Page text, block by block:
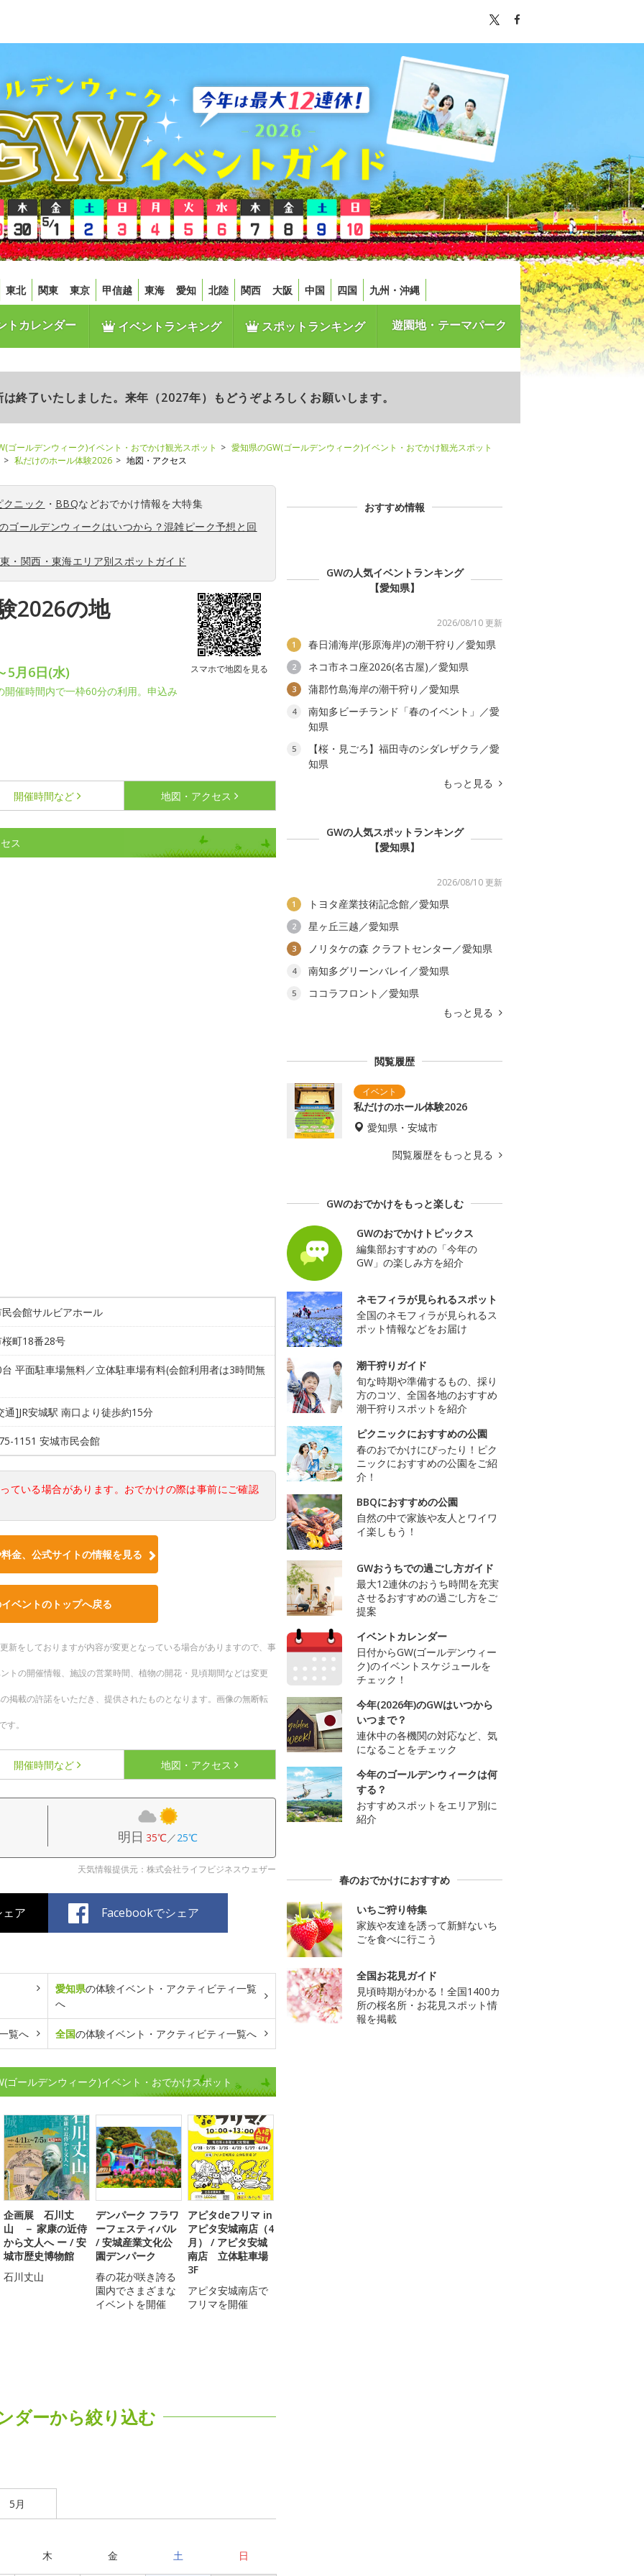
東北 関東 東京 甲信越 東海 愛知 北陸 関西 大阪 中国 四国 九州・沖縄
トカレンダー イベントランキング スポットランキング 遊園地・テーマパーク
終了いたしました。来年（2027年）もどうぞよろしくお願いします。
ゴールデンウィーク)イベント・おでかけ観光スポット
愛知県のGW(ゴールデンウィーク)イベント・おでかけ観光スポット
私だけのホール体験2026 地図・アクセス
クニック ・ BBQなどおでかけ情報を大特集
ゴールデンウィークはいつから？混雑ピーク予想と回
・関西・東海エリア別スポットガイド
2026の地
スマホで地図を見る
5月6日(水)
催時間内で一枠60分の利用。申込み
開催時間など 地図・アクセス
ス
会館サルビアホール
町18番28号
平面駐車場無料／立体駐車場有料(会館利用者は3時間無
通]JR安城駅 南口より徒歩約15分
1151 安城市民会館
ている場合があります。おでかけの際は事前にご確認
金、公式サイトの情報を見る
ベントのトップへ戻る
新をしておりますが内容が変更となっている場合がありますので、事
トの開催情報、施設の営業時間、植物の開花・見頃期間などは変更
掲載の許諾をいただき、提供されたものとなります。画像の無断転
。
開催時間など 地図・アクセス
明日 35℃／25℃
天気情報提供元：株式会社ライフビジネスウェザー
ア Facebookでシェア
愛知県の体験イベント・アクティビティ一覧
へ
覧へ 全国の体験イベント・アクティビティ一覧へ
ゴールデンウィーク)イベント・おでかけスポット
企画展 石川丈
山 － 家康の近侍
から文人へ ー / 安
城市歴史博物館
石川丈山
デンパーク フラワ
ーフェスティバル
/ 安城産業文化公
園デンパーク
春の花が咲き誇る
園内でさまざまな
イベントを開催
アピタdeフリマ in
アピタ安城南店（4
月） / アピタ安城
南店 立体駐車場
3F
アピタ安城南店で
フリマを開催
ダーから絞り込む
5月
木 金 土 日
おすすめ情報
GWの人気イベントランキング
【愛知県】
2026/08/10 更新
1 春日浦海岸(形原海岸)の潮干狩り／愛知県
2 ネコ市ネコ座2026(名古屋)／愛知県
3 蒲郡竹島海岸の潮干狩り／愛知県
4
南知多ビーチランド「春のイベント」／愛
知県
5
【桜・見ごろ】福田寺のシダレザクラ／愛
知県
もっと見る
GWの人気スポットランキング
【愛知県】
2026/08/10 更新
1 トヨタ産業技術記念館／愛知県
2 星ヶ丘三越／愛知県
3 ノリタケの森 クラフトセンター／愛知県
4 南知多グリーンバレイ／愛知県
5
ココラフロント／愛知県
もっと見る
閲覧履歴
私だけのホール体験2026
愛知県・安城市
閲覧履歴をもっと見る
GWのおでかけをもっと楽しむ
GWのおでかけトピックス
編集部おすすめの「今年の
GW」の楽しみ方を紹介
ネモフィラが見られるスポット
全国のネモフィラが見られるス
ポット情報などをお届け
潮干狩りガイド
旬な時期や準備するもの、採り
方のコツ、全国各地のおすすめ
潮干狩りスポットを紹介
ピクニックにおすすめの公園
春のおでかけにぴったり！ピク
ニックにおすすめの公園をご紹
介！
BBQにおすすめの公園
自然の中で家族や友人とワイワ
イ楽しもう！
GWおうちでの過ごし方ガイド
最大12連休のおうち時間を充実
させるおすすめの過ごし方をご
提案
イベントカレンダー
日付からGW(ゴールデンウィー
ク)のイベントスケジュールを
チェック！
今年(2026年)のGWはいつから
いつまで？
連休中の各機関の対応など、気
になることをチェック
今年のゴールデンウィークは何
する？
おすすめスポットをエリア別に
紹介
春のおでかけにおすすめ
いちご狩り特集
家族や友達を誘って新鮮ないち
ごを食べに行こう
全国お花見ガイド
見頃時期がわかる！全国1400カ
所の桜名所・お花見スポット情
報を掲載